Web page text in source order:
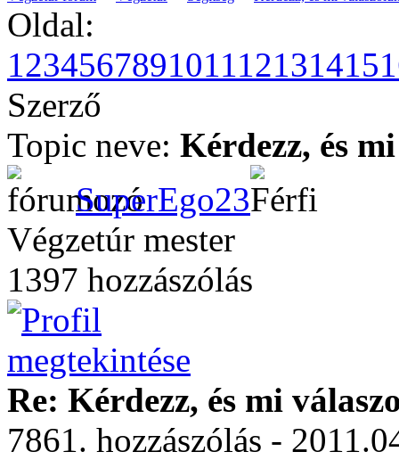
Oldal:
123456789101112131415
Szerző
Topic neve: Kérdezz, és
SuperEgo23
Végzetúr mester
1397 hozzászólás
Re: Kérdezz, és mi
7861. hozzászólás -